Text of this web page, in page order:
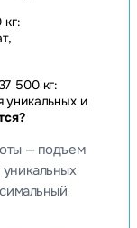
500 кг:
уникальных и
— подъем